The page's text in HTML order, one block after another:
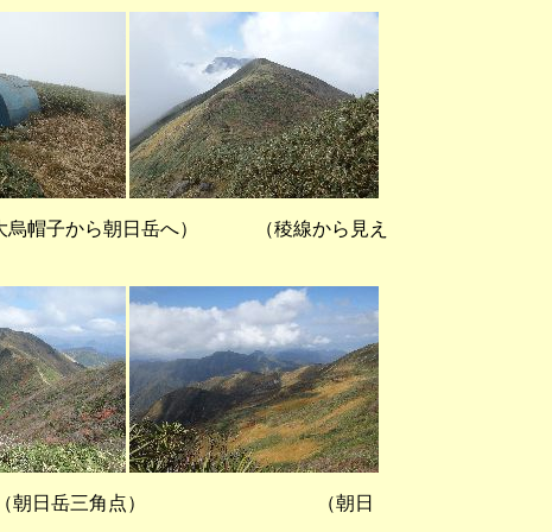
ら朝日岳へ） （稜線から見え
朝日岳三角点） （朝日